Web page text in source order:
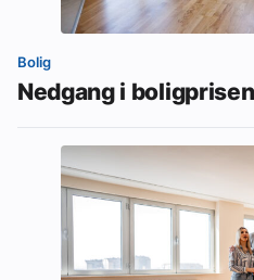
Bolig
Nedgang i